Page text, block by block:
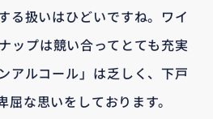
る扱いはひどいですね。ワイ
ップは競い合ってとても充実
アルコール」は乏しく、下戸
な思いをしております。